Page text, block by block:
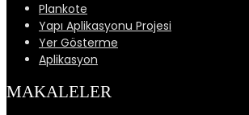
Plankote
Yapı Aplikasyonu Projesi
Yer Gösterme
Aplikasyon
MAKALELER